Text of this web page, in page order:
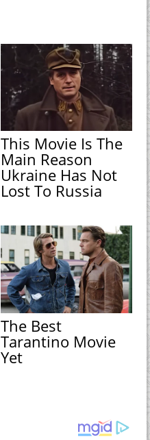
This Movie Is The
Main Reason
Ukraine Has Not
Lost To Russia
The Best
Tarantino Movie
Yet